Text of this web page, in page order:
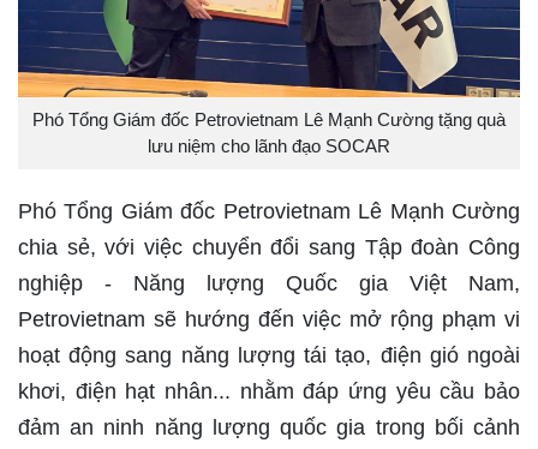
Phó Tổng Giám đốc Petrovietnam Lê Mạnh Cường tặng quà
lưu niệm cho lãnh đạo SOCAR
Phó Tổng Giám đốc Petrovietnam Lê Mạnh Cường
chia sẻ, với việc chuyển đổi sang Tập đoàn Công
nghiệp - Năng lượng Quốc gia Việt Nam,
Petrovietnam sẽ hướng đến việc mở rộng phạm vi
hoạt động sang năng lượng tái tạo, điện gió ngoài
khơi, điện hạt nhân... nhằm đáp ứng yêu cầu bảo
đảm an ninh năng lượng quốc gia trong bối cảnh